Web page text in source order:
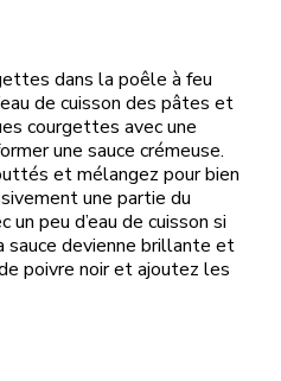
dans la poêle à feu
de cuisson des pâtes et
courgettes avec une
une sauce crémeuse.
et mélangez pour bien
une partie du
peu d’eau de cuisson si
sauce devienne brillante et
poivre noir et ajoutez les